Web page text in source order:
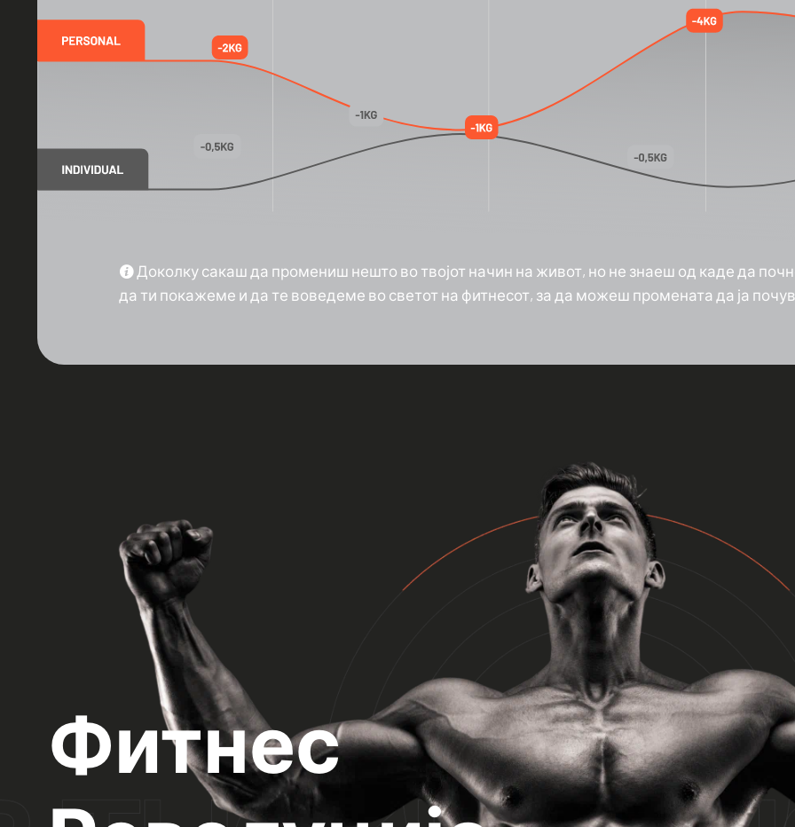
Доколку сакаш да промениш нешто во твојот начин на живот, но не знаеш од каде да
да ти покажеме и да те воведеме во светот на фитнесот, за да можеш промената да ја
Фитнес